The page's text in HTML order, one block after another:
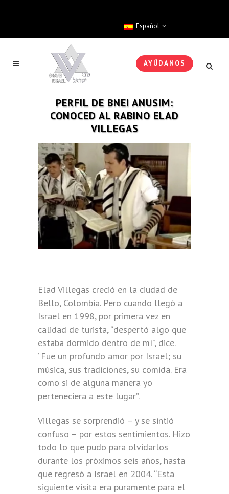
Español
AYÚDANOS
PERFIL DE BNEI ANUSIM:
CONOCED AL RABINO ELAD
VILLEGAS
Elad Villegas creció en la ciudad de
Bello, Colombia. Pero cuando llegó a
Israel en 1998, por primera vez en
calidad de turista, “despertó algo que
estaba dormido dentro de mí”, dice.
“Fue un profundo amor por Israel; su
música, sus tradiciones, su comida. Era
como si de alguna manera yo
perteneciera a este lugar”.
Villegas se sorprendió – y se sintió
confuso – por estos sentimientos. Hizo
todo lo que pudo para olvidarlos
durante los próximos seis años, hasta
que regresó a Israel en 2004. “Esta
siguiente visita era puramente para el